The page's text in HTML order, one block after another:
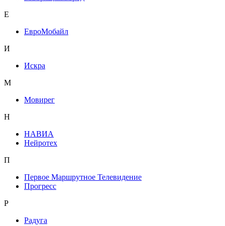
Е
ЕвроМобайл
И
Искра
М
Мовирег
Н
НАВИА
Нейротех
П
Первое Маршрутное Телевидение
Прогресс
Р
Радуга